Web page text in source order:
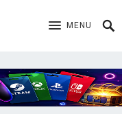
MENU